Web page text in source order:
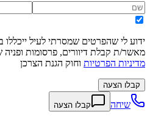
ידוע לי שהפרטים שמסרתי לעיל ייכללו
מאשר/ת קבלת דיוורים, פרסומות ופניה
מדיניות הפרטיות וחוק הגנת הצרכן
קבלו הצעה
שיחה קבלו הצעה